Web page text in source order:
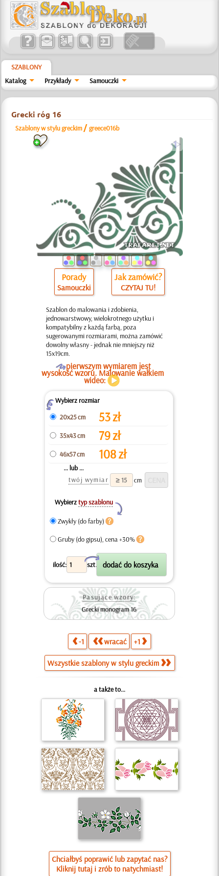
SZABLONY
Katalog
Przykłady Samouczki
Grecki róg 16
Szablony w stylu greckim /greece016b
a
Porady
Samouczki
Jak zamówić?
CZYTAJ TU!
Szablon do malowania i zdobienia,
jednowarstwowy, wielokrotnego użytku i
kompatybilny z każdą farbą, poza
sugerowanymi rozmiarami, można zamówić
dowolny własny - jednak nie mniejszy niż
15x19cm.
Opierwszym wymiarem jest
wysokość wzoru. Malowanie wałkiem
wideo:
ZWybierz rozmiar
20x25 cm
53zł
35x43 cm 79zł
46x57 cm 108zł
... lub ...
twój wymiar
cm
Wybierztyp szablonu
Y
Zwykły (do farby)
Gruby (do gipsu), cena +30%
ilość: szt.
X
Pasujące wzory:
Grecki monogram 16
-1 wracać +1
Wszystkie szablony w stylu greckim
a także to...
Chciałbyś poprawić lub zapytać nas?
Kliknij tutaj i zrób to natychmiast!